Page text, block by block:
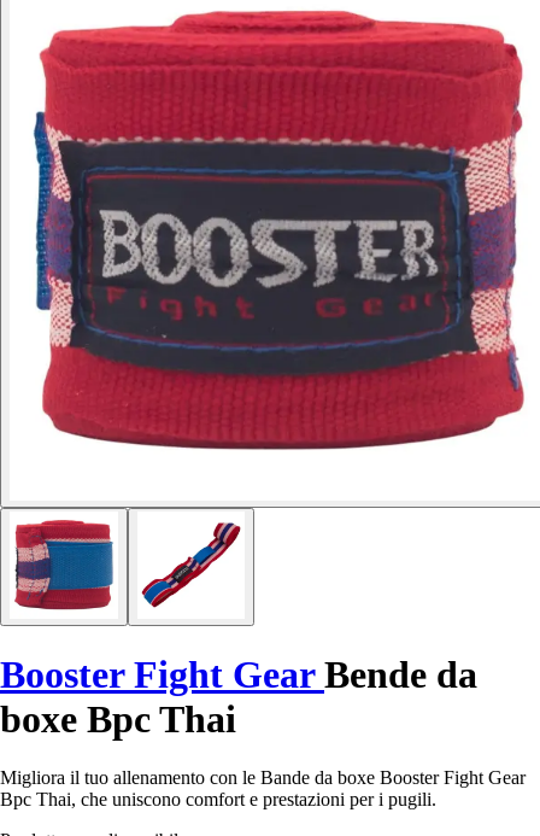
Booster Fight GearBende da
boxe Bpc Thai
Migliora il tuo allenamento con le Bande da boxe Booster Fight Gear
Bpc Thai, che uniscono comfort e prestazioni per i pugili.